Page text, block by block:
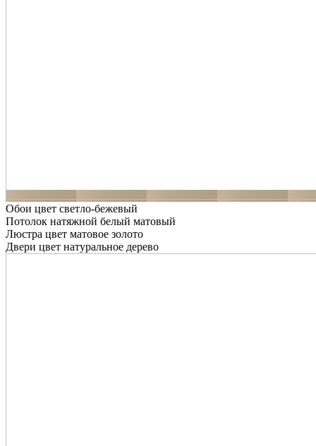
Обои цвет светло-бежевый
Потолок натяжной белый матовый
Люстра цвет матовое золото
Двери цвет натуральное дерево